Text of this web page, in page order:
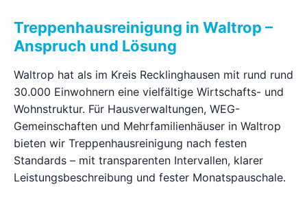
Jetzt anfragen
Treppenhausreinigung in Waltrop –
Anspruch und Lösung
Waltrop hat als im Kreis Recklinghausen mit rund rund
30.000 Einwohnern eine vielfältige Wirtschafts- und
Wohnstruktur. Für Hausverwaltungen, WEG-
Gemeinschaften und Mehrfamilienhäuser in Waltrop
bieten wir Treppenhausreinigung nach festen
Standards – mit transparenten Intervallen, klarer
Leistungsbeschreibung und fester Monatspauschale.